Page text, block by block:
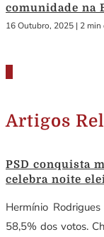
comunidade na
16 Outubro, 2025 | 2 min
Artigos
PSD conquista
celebra noite
Hermínio
58,5% dos votos.